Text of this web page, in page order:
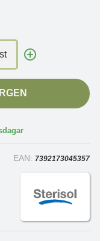
st
EAN: 7392173045357